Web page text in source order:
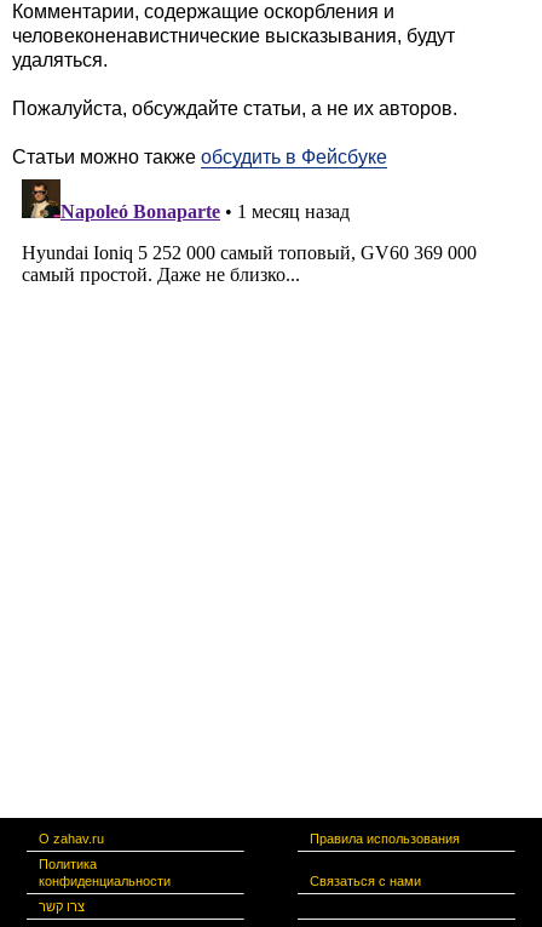
Комментарии, содержащие оскорбления и
человеконенавистнические высказывания, будут
удаляться.
Пожалуйста, обсуждайте статьи, а не их авторов.
Статьи можно также обсудить в Фейсбуке
О zahav.ru
Правила использования
Политика
конфиденциальности
Связаться с нами
צרו קשר